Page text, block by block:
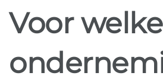
Voor welke